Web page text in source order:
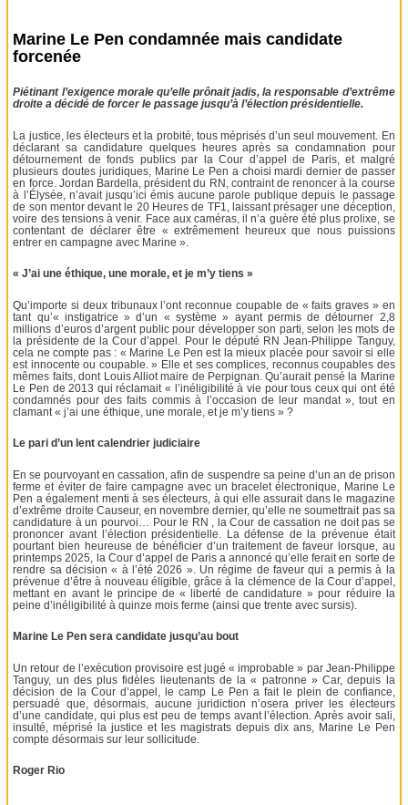
Marine Le Pen condamnée mais candidate
forcenée
Piétinant l’exigence morale qu’elle prônait jadis, la responsable d’extrême
droite a décidé de forcer le passage jusqu’à l’élection présidentielle.
La justice, les électeurs et la probité, tous méprisés d’un seul mouvement. En
déclarant sa candidature quelques heures après sa condamnation pour
détournement de fonds publics par la Cour d’appel de Paris, et malgré
plusieurs doutes juridiques, Marine Le Pen a choisi mardi dernier de passer
en force. Jordan Bardella, président du RN, contraint de renoncer à la course
à l’Élysée, n’avait jusqu’ici émis aucune parole publique depuis le passage
de son mentor devant le 20 Heures de TF1, laissant présager une déception,
voire des tensions à venir. Face aux caméras, il n’a guère été plus prolixe, se
contentant de déclarer être « extrêmement heureux que nous puissions
entrer en campagne avec Marine ».
« J’ai une éthique, une morale, et je m’y tiens »
Qu’importe si deux tribunaux l’ont reconnue coupable de « faits graves » en
tant qu’« instigatrice » d’un « système » ayant permis de détourner 2,8
millions d’euros d’argent public pour développer son parti, selon les mots de
la présidente de la Cour d’appel. Pour le député RN Jean-Philippe Tanguy,
cela ne compte pas : « Marine Le Pen est la mieux placée pour savoir si elle
est innocente ou coupable. » Elle et ses complices, reconnus coupables des
mêmes faits, dont Louis Alliot maire de Perpignan. Qu’aurait pensé la Marine
Le Pen de 2013 qui réclamait « l’inéligibilité à vie pour tous ceux qui ont été
condamnés pour des faits commis à l’occasion de leur mandat », tout en
clamant « j’ai une éthique, une morale, et je m’y tiens » ?
Le pari d’un lent calendrier judiciaire
En se pourvoyant en cassation, afin de suspendre sa peine d’un an de prison
ferme et éviter de faire campagne avec un bracelet électronique, Marine Le
Pen a également menti à ses électeurs, à qui elle assurait dans le magazine
d’extrême droite Causeur, en novembre dernier, qu’elle ne soumettrait pas sa
candidature à un pourvoi… Pour le RN , la Cour de cassation ne doit pas se
prononcer avant l’élection présidentielle. La défense de la prévenue était
pourtant bien heureuse de bénéficier d’un traitement de faveur lorsque, au
printemps 2025, la Cour d’appel de Paris a annoncé qu’elle ferait en sorte de
rendre sa décision « à l’été 2026 ». Un régime de faveur qui a permis à la
prévenue d’être à nouveau éligible, grâce à la clémence de la Cour d’appel,
mettant en avant le principe de « liberté de candidature » pour réduire la
peine d’inéligibilité à quinze mois ferme (ainsi que trente avec sursis).
Marine Le Pen sera candidate jusqu’au bout
Un retour de l’exécution provisoire est jugé « improbable » par Jean-Philippe
Tanguy, un des plus fidèles lieutenants de la « patronne » Car, depuis la
décision de la Cour d’appel, le camp Le Pen a fait le plein de confiance,
persuadé que, désormais, aucune juridiction n’osera priver les électeurs
d’une candidate, qui plus est peu de temps avant l’élection. Après avoir sali,
insulté, méprisé la justice et les magistrats depuis dix ans, Marine Le Pen
compte désormais sur leur sollicitude.
Roger Rio